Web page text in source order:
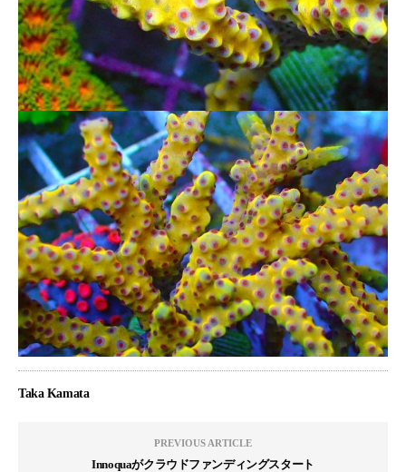
Taka Kamata
PREVIOUS ARTICLE
Innoquaがクラウドファンディングスタート